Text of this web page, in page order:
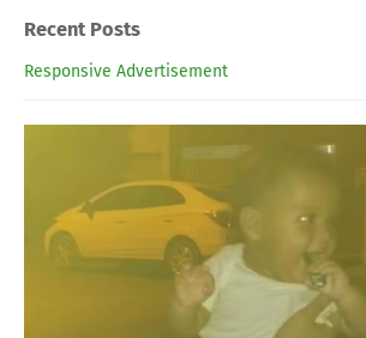
Recent Posts
Responsive Advertisement